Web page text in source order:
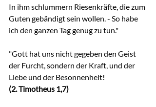
In ihm schlummern Riesenkräfte, die zum
Guten gebändigt sein wollen. - So habe
ich den ganzen Tag genug zu tun."
"Gott hat uns nicht gegeben den Geist
der Furcht, sondern der Kraft, und der
Liebe und der Besonnenheit!
(2. Timotheus 1,7)